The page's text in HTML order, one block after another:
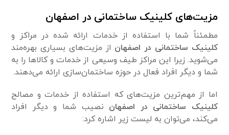
مزیت‌های کلینیک ساختمانی در اصفهان
مطمئناً شما با استفاده از خدمات ارائه شده در مراکز و
کلینیک ساختمانی در اصفهان از مزیت‌های بسیاری بهره‌مند
می‌شوید. زیرا این مراکز طیف وسیعی از خدمات و کالا‌ها را به
شما و دیگر افراد فعال در حوزه ساختمان‌سازی ارائه می‌دهند.
اما از مهم‌ترین مزیت‌های که استفاده از خدمات و مصالح
کلینیک ساختمانی در اصفهان نصیب شما و دیگر افراد
می‌کند، می‌توان به لیست زیر اشاره کرد: